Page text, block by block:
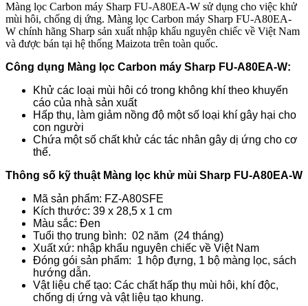
Màng lọc Carbon máy Sharp FU-A80EA-W sử dụng cho việc khử
mùi hôi, chống dị ứng. Màng lọc Carbon máy Sharp FU-A80EA-
W chính hãng Sharp sản xuất nhập khẩu nguyên chiếc về Việt Nam
và được bán tại hệ thống Maizota trên toàn quốc.
Công dụng Màng lọc Carbon máy Sharp FU-A80EA-W:
Khử các loại mùi hôi có trong không khí theo khuyến
cáo của nhà sản xuất
Hấp thụ, làm giảm nồng độ một số loại khí gây hại cho
con người
Chứa một số chất khử các tác nhân gây dị ứng cho cơ
thể.
Thông số kỹ thuật Màng lọc khử mùi Sharp FU-A80EA-W
Mã sản phẩm: FZ-A80SFE
Kích thước: 39 x 28,5 x 1 cm
Màu sắc: Đen
Tuổi thọ trung bình: 02 năm (24 tháng)
Xuất xứ: nhập khẩu nguyên chiếc về Việt Nam
Đóng gói sản phẩm: 1 hộp đựng, 1 bộ màng lọc, sách
hướng dẫn.
Vật liệu chế tạo: Các chất hấp thụ mùi hôi, khí độc,
chống dị ứng và vật liệu tạo khung.